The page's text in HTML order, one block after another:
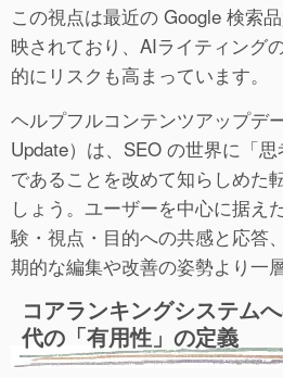
この視点は最近の Google 検索
映されており、AIライティング
的にリスクも高まっています。
ヘルプフルコンテンツアップデ
Update）は、SEO の世界に「
であることを改めて知らしめた
しょう。ユーザーを中心に据え
験・視点・目的への共感と応答
期的な編集や改善の姿勢より一
コアランキングシステム
代の「有用性」の定義